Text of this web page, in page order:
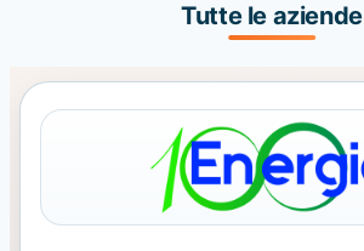
Tutte le aziende